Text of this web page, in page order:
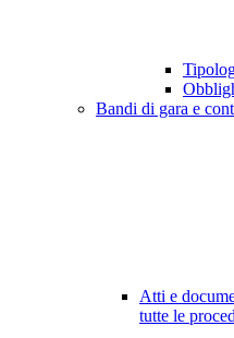
Bandi di gara e
Atti e
tutte le